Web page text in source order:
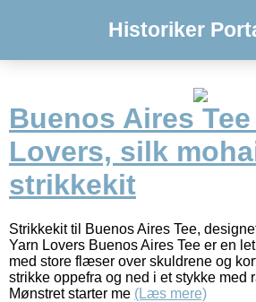
Historiker
Buenos Aires
Lovers, silk
strikkekit
Strikkekit til Buenos Aires Tee,
Yarn Lovers Buenos Aires Tee er en
med store flæser over skuldrene og
strikke oppefra og ned i et stykke med
Mønstret starter me (Læs mere)